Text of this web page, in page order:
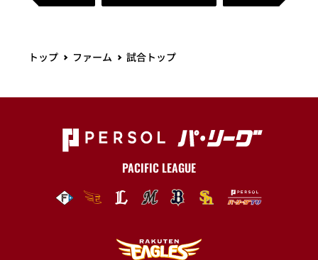
トップ ファーム 試合トップ
PACIFIC LEAGUE